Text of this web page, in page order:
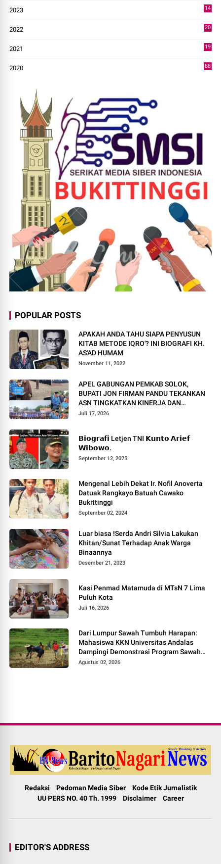
2023
14
2022
20
2021
19
2020
88
POPULAR POSTS
APAKAH ANDA TAHU SIAPA PENYUSUN
KITAB METODE IQRO'? INI BIOGRAFI KH.
AS'AD HUMAM
November 11, 2022
APEL GABUNGAN PEMKAB SOLOK,
BUPATI JON FIRMAN PANDU TEKANKAN
ASN TINGKATKAN KINERJA DAN
PELAYANAN MASYARAKAT.
Juli 17, 2026
𝗕𝗶𝗼𝗴𝗿𝗮𝗳𝗶 Letjen TNI 𝗞𝘂𝗻𝘁𝗼 𝗔𝗿𝗶𝗲𝗳
𝗪𝗶𝗯𝗼𝘄𝗼.
September 12, 2025
Mengenal Lebih Dekat Ir. Nofil Anoverta
Datuak Rangkayo Batuah Cawako
Bukittinggi
September 02, 2024
Luar biasa !Serda Andri Silvia Lakukan
Khitan/Sunat Terhadap Anak Warga
Binaannya
Desember 21, 2023
Kasi Penmad Matamuda di MTsN 7 Lima
Puluh Kota
Juli 16, 2026
Dari Lumpur Sawah Tumbuh Harapan:
Mahasiswa KKN Universitas Andalas
Dampingi Demonstrasi Program Sawah
Pokok Murah di Jorong Bayua
Agustus 02, 2026
Redaksi Pedoman Media Siber
Kode Etik Jurnalistik
UU PERS NO. 40 Th. 1999
Disclaimer Career
EDITOR'S ADDRESS